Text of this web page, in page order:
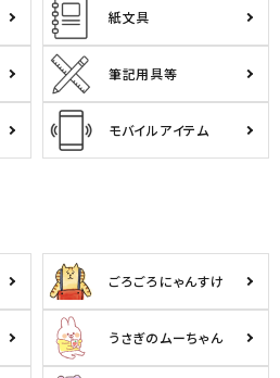
会員登録
紙文具
筆記用具等
モバイルアイテム
ごろごろにゃんすけ
うさぎのムーちゃん